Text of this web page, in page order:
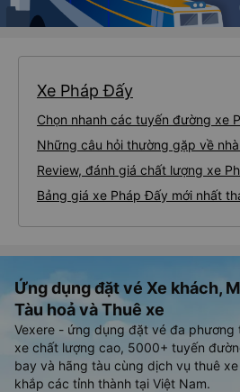
Xe Pháp Đấy
Chọn nhanh các tuyến đường xe
Những câu hỏi thường gặp về
Review, đánh giá chất lượng xe
Bảng giá xe Pháp Đấy mới nhất
Ứng dụng đặt vé Xe khách,
Tàu hoả và Thuê xe
Vexere - ứng dụng đặt vé đa phương
xe chất lượng cao, 5000+ tuyến
bay và hãng tàu cùng dịch vụ thuê
khắp các tỉnh thành tại Việt Nam.